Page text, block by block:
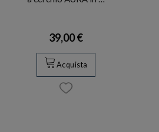
39,00 €
Acquista